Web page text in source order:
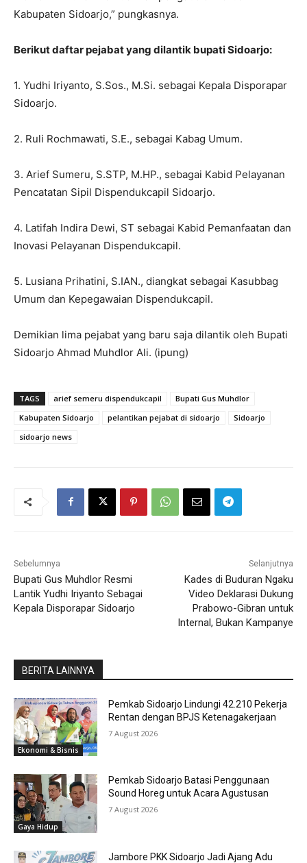
Kabupaten Sidoarjo,” pungkasnya.
Berikut daftar pejabat yang dilantik bupati Sidoarjo:
1. Yudhi Iriyanto, S.Sos., M.Si. sebagai Kepala Disporapar
Sidoarjo.
2. Ruli Rochmawati, S.E., sebagai Kabag Umum.
3. Arief Sumeru, S.STP, M.HP., sebagai Kabid Pelayanan
Pencatatan Sipil Dispendukcapil Sidoarjo.
4. Latifah Indira Dewi, ST sebagai Kabid Pemanfaatan dan
Inovasi Pelayanan Dispendukcapil.
5. Lusiana Prihatini, S.IAN., diangkat sebagai Kasubbag
Umum dan Kepegawaian Dispendukcapil.
Demikian lima pejabat yang baru saja dilantik oleh Bupati
Sidoarjo Ahmad Muhdlor Ali. (ipung)
TAGS arief semeru dispendukcapil
Bupati Gus Muhdlor
Kabupaten Sidoarjo
pelantikan pejabat di sidoarjo
Sidoarjo
sidoarjo news
Sebelumnya
Bupati Gus Muhdlor Resmi
Lantik Yudhi Iriyanto Sebagai
Kepala Disporapar Sidoarjo
Selanjutnya
Kades di Buduran Ngaku
Video Deklarasi Dukung
Prabowo-Gibran untuk
Internal, Bukan Kampanye
BERITA LAINNYA
Ekonomi & Bisnis
Pemkab Sidoarjo Lindungi 42.210 Pekerja
Rentan dengan BPJS Ketenagakerjaan
7 August 2026
Gaya Hidup
Pemkab Sidoarjo Batasi Penggunaan
Sound Horeg untuk Acara Agustusan
7 August 2026
Jambore PKK Sidoarjo Jadi Ajang Adu